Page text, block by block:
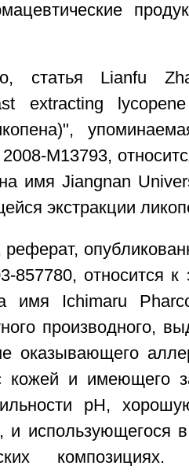
статья Lianfu
extracting
M13793,
имя Jiangnan
экстракции
реферат,
857780, относится к
имя Ichimaru
производного,
оказывающего
кожей и имеющего
pH,
и использующегося
композициях.